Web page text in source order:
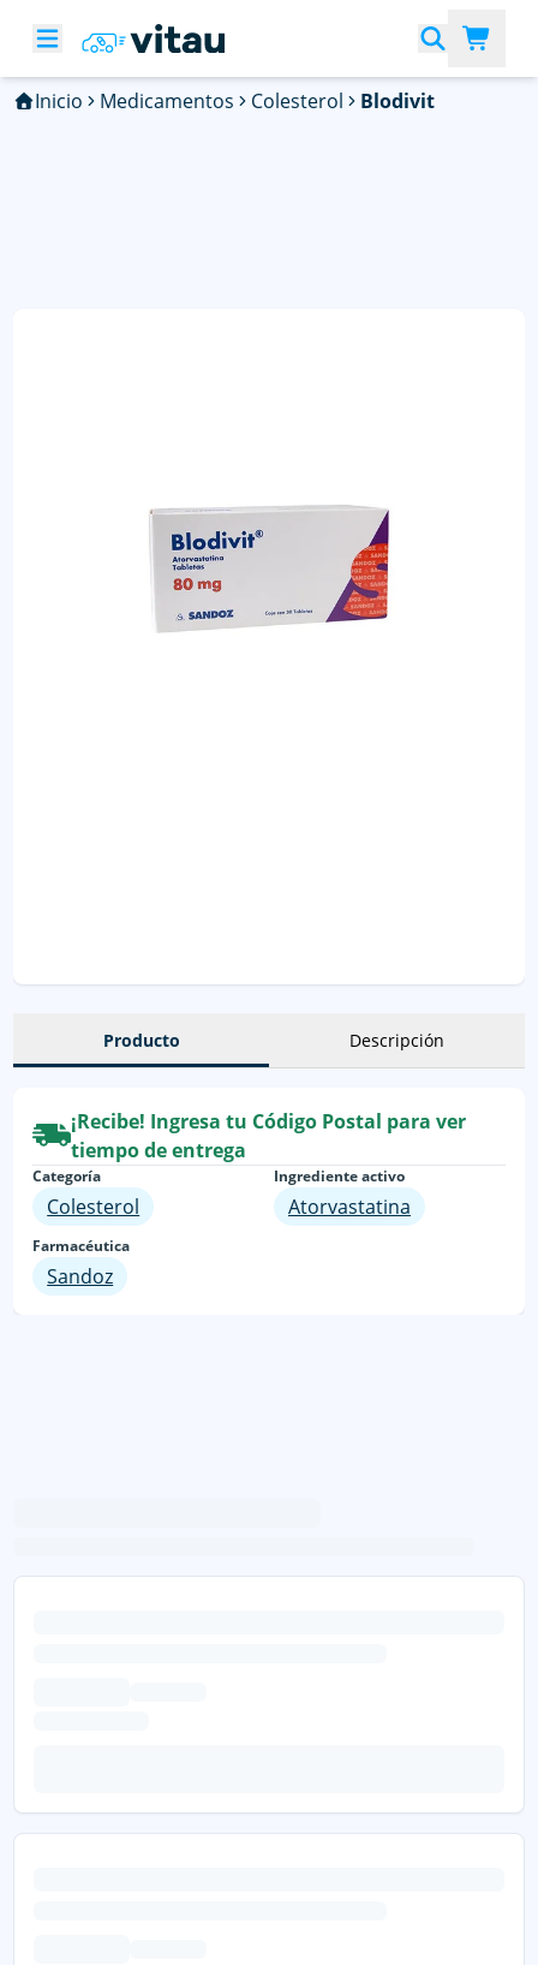
Inicio Medicamentos Colesterol Blodivit
Producto Descripción
¡Recibe! Ingresa tu Código Postal para ver
tiempo de entrega
Categoría
Colesterol
Ingrediente activo
Atorvastatina
Farmacéutica
Sandoz